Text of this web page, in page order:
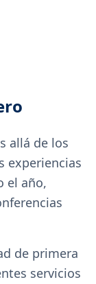
allá de los
experiencias
el año,
de primera
servicios